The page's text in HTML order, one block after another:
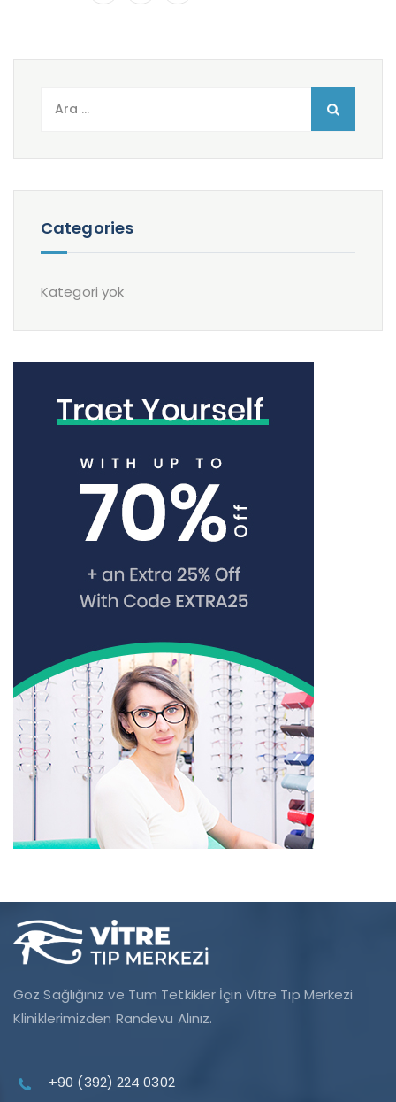
Categories
Kategori yok
Göz Sağlığınız ve Tüm Tetkikler İçin Vitre Tıp Merkezi
Kliniklerimizden Randevu Alınız.
+90 (392) 224 0302